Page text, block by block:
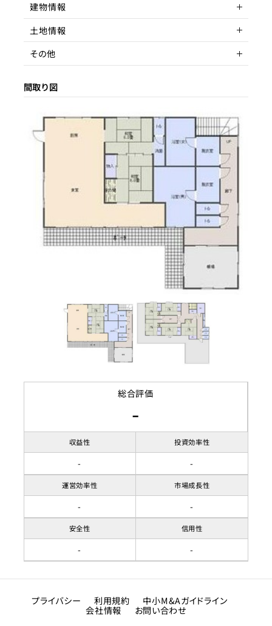
アクセス
バス13分 バス停 三交バスゴ
駅までの距離
客室数
2～6室
延床面積
間取り
1R
収容人数
建物情報
建物構造
木造
階数
2
築年数
土地情報
土地権利
所有権
土地面積
用途地域
建ぺい率
容積率
接道状況
南東6.9m 公道 北⻄1.8m
公道
その他
賃貸借契約形態
賃料
間取り図
総合評価
-
収益性
-
投資効率性
-
運営効率性
-
市場成長性
-
安全性
-
信用性
-
プライバシー 利用規約
中小M&Aガイドライン
会社情報
お問い合わせ